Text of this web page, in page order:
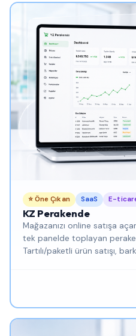
⭐ Öne Çıkan SaaS E-
KZ Perakende
Mağazanızı online satışa
tek panelde toplayan
Tartılı/paketli ürün satışı,